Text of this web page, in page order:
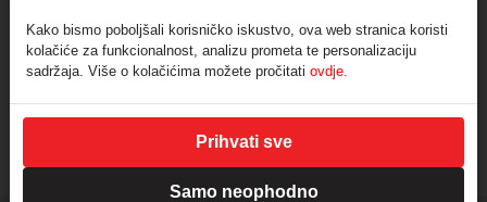
Industrijska UFO
rasvjeta CREE čip - 6
godina garancije
Evakuacijska rasvjeta
CREE čip - 3 godina
garancije
Kako bismo poboljšali korisničko iskustvo, ova web stranica koristi
kolačiće za funkcionalnost, analizu prometa te personalizaciju
sadržaja. Više o kolačićima možete pročitati ovdje.
Prihvati sve
Samo neophodno